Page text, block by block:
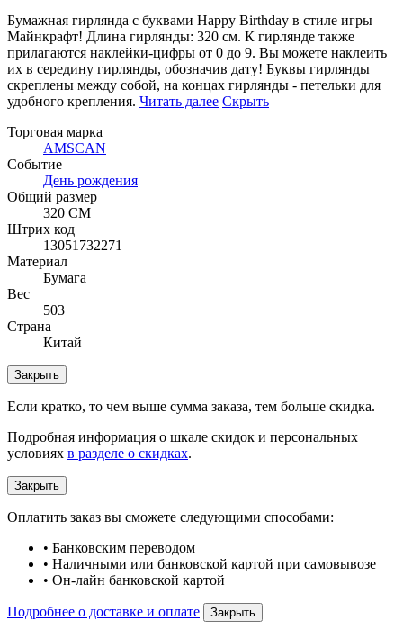
Бумажная гирлянда с буквами Happy Birthday в стиле игры
Майнкрафт! Длина гирлянды: 320 см. К гирлянде также
прилагаются наклейки-цифры от 0 до 9. Вы можете наклеить
их в середину гирлянды, обозначив дату! Буквы гирлянды
скреплены между собой, на концах гирлянды - петельки для
удобного крепления. Читать далее Скрыть
Торговая марка
AMSCAN
Событие
День рождения
Общий размер
320 СМ
Штрих код
13051732271
Материал
Бумага
Вес
503
Страна
Китай
Закрыть
Если кратко, то чем выше сумма заказа, тем больше скидка.
Подробная информация о шкале скидок и персональных
условиях в разделе о скидках.
Закрыть
Оплатить заказ вы сможете следующими способами:
• Банковским переводом
• Наличными или банковской картой при самовывозе
• Он-лайн банковской картой
Подробнее о доставке и оплате Закрыть